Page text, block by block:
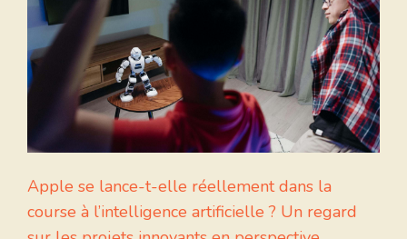
Apple se lance-t-elle réellement dans la
course à l’intelligence artificielle ? Un regard